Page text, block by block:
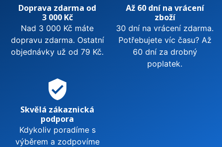
Doprava zdarma od
3 000 Kč
Nad 3 000 Kč máte
dopravu zdarma. Ostatní
objednávky už od 79 Kč.
Až 60 dní na vrácení
zboží
30 dní na vrácení zdarma.
Potřebujete víc času? Až
60 dní za drobný
poplatek.
verified_user
Skvělá zákaznická
podpora
Kdykoliv poradíme s
výběrem a zodpovíme